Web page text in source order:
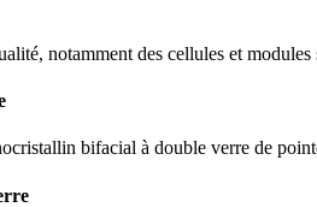
notamment des cellules et
bifacial à double verre de